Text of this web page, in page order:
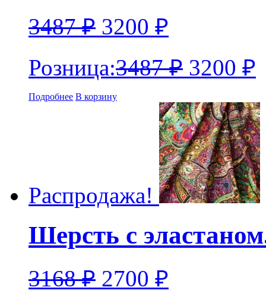
3487₽ 3200 ₽
Розница:3487₽ 3200 ₽
Подробнее В корзину
Распродажа!
Шерсть с
3168₽ 2700 ₽